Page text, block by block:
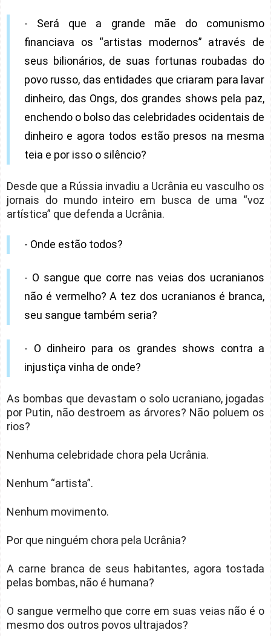
- Será que a grande mãe do comunismo
financiava os “artistas modernos” através de
seus bilionários, de suas fortunas roubadas do
povo russo, das entidades que criaram para lavar
dinheiro, das Ongs, dos grandes shows pela paz,
enchendo o bolso das celebridades ocidentais de
dinheiro e agora todos estão presos na mesma
teia e por isso o silêncio?
Desde que a Rússia invadiu a Ucrânia eu vasculho os
jornais do mundo inteiro em busca de uma “voz
artística” que defenda a Ucrânia.
- Onde estão todos?
- O sangue que corre nas veias dos ucranianos
não é vermelho? A tez dos ucranianos é branca,
seu sangue também seria?
- O dinheiro para os grandes shows contra a
injustiça vinha de onde?
As bombas que devastam o solo ucraniano, jogadas
por Putin, não destroem as árvores? Não poluem os
rios?
Nenhuma celebridade chora pela Ucrânia.
Nenhum “artista”.
Nenhum movimento.
Por que ninguém chora pela Ucrânia?
A carne branca de seus habitantes, agora tostada
pelas bombas, não é humana?
O sangue vermelho que corre em suas veias não é o
mesmo dos outros povos ultrajados?